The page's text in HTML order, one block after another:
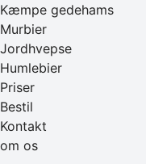
Kæmpe gedehams
Murbier
Jordhvepse
Humlebier
Priser
Bestil
Kontakt
om os